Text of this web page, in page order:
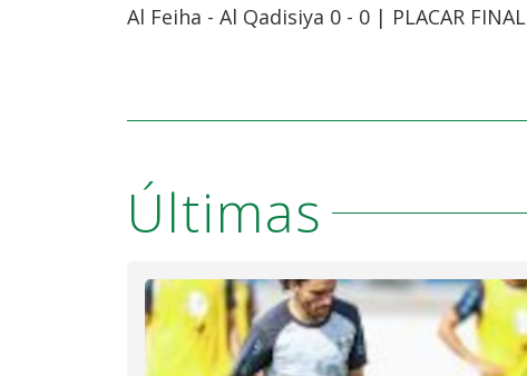
Al Feiha - Al Qadisiya 0 - 0 | PLACAR FINAL
Últimas